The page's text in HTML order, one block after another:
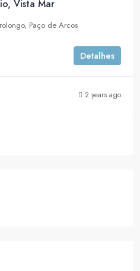
Vista Mar
Paço de Arcos
Detalhes
2 years ago